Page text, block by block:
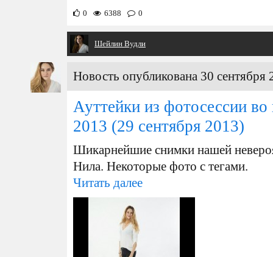
0 6388 0
Шейлин Вудли
Новость опубликована 30 сентября
Ауттейки из фотосессии
2013 (29 сентября 2013)
Шикарнейшие снимки нашей
Нила. Некоторые фото с тегами.
Читать далее